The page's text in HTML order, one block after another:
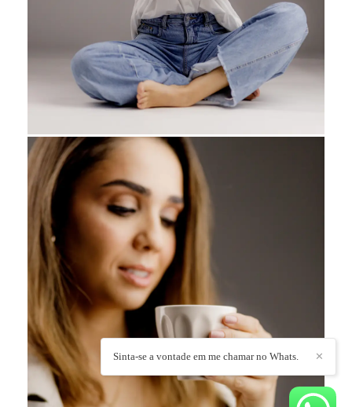
✕
Sinta-se a vontade em me chamar no Whats.